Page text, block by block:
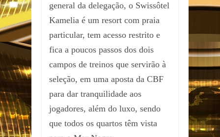
general da delegação, o Swissôtel
Kamelia é um resort com praia
particular, tem acesso restrito e
fica a poucos passos dos dois
campos de treinos que servirão à
seleção, em uma aposta da CBF
para dar tranquilidade aos
jogadores, além do luxo, sendo
que todos os quartos têm vista